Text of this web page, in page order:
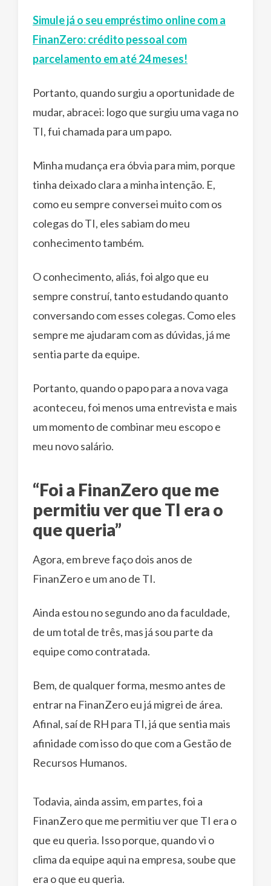
Simule já o seu empréstimo online com a
FinanZero: crédito pessoal com
parcelamento em até 24 meses!
Portanto, quando surgiu a oportunidade de
mudar, abracei: logo que surgiu uma vaga no
TI, fui chamada para um papo.
Minha mudança era óbvia para mim, porque
tinha deixado clara a minha intenção. E,
como eu sempre conversei muito com os
colegas do TI, eles sabiam do meu
conhecimento também.
O conhecimento, aliás, foi algo que eu
sempre construí, tanto estudando quanto
conversando com esses colegas. Como eles
sempre me ajudaram com as dúvidas, já me
sentia parte da equipe.
Portanto, quando o papo para a nova vaga
aconteceu, foi menos uma entrevista e mais
um momento de combinar meu escopo e
meu novo salário.
“Foi a FinanZero que me
permitiu ver que TI era o
que queria”
Agora, em breve faço dois anos de
FinanZero e um ano de TI.
Ainda estou no segundo ano da faculdade,
de um total de três, mas já sou parte da
equipe como contratada.
Bem, de qualquer forma, mesmo antes de
entrar na FinanZero eu já migrei de área.
Afinal, saí de RH para TI, já que sentia mais
afinidade com isso do que com a Gestão de
Recursos Humanos.
Todavia, ainda assim, em partes, foi a
FinanZero que me permitiu ver que TI era o
que eu queria. Isso porque, quando vi o
clima da equipe aqui na empresa, soube que
era o que eu queria.